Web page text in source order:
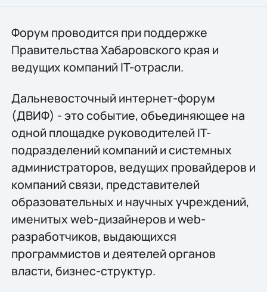
Форум проводится при поддержке
Правительства Хабаровского края и
ведущих компаний IT-отрасли.
Дальневосточный интернет-форум
(ДВИФ) - это событие, объединяющее на
одной площадке руководителей IT-
подразделений компаний и системных
администраторов, ведущих провайдеров и
компаний связи, представителей
образовательных и научных учреждений,
именитых web-дизайнеров и web-
разработчиков, выдающихся
программистов и деятелей органов
власти, бизнес-структур.